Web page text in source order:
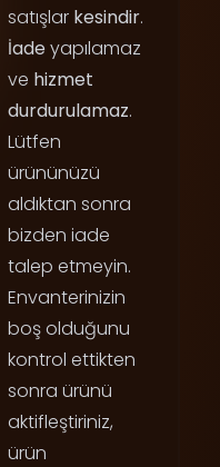
satışlar kesindir.
İadeyapılamaz
ve hizmet
durdurulamaz.
Lütfen
ürününüzü
aldıktan sonra
bizden iade
talep etmeyin.
Envanterinizin
boş olduğunu
kontrol ettikten
sonra ürünü
aktifleştiriniz,
ürün